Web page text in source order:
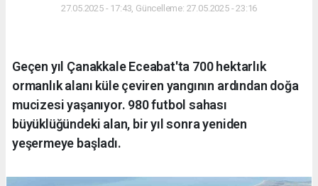
27.05.2025 - 17:43, Güncelleme: 27.05.2025 - 23:16
Geçen yıl Çanakkale Eceabat'ta 700 hektarlık
ormanlık alanı küle çeviren yangının ardından doğa
mucizesi yaşanıyor. 980 futbol sahası
büyüklüğündeki alan, bir yıl sonra yeniden
yeşermeye başladı.